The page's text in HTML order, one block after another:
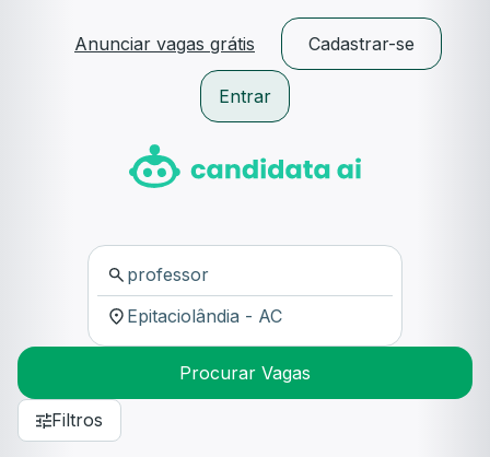
Anunciar vagas grátis Cadastrar-se
Entrar
Procurar Vagas
Filtros